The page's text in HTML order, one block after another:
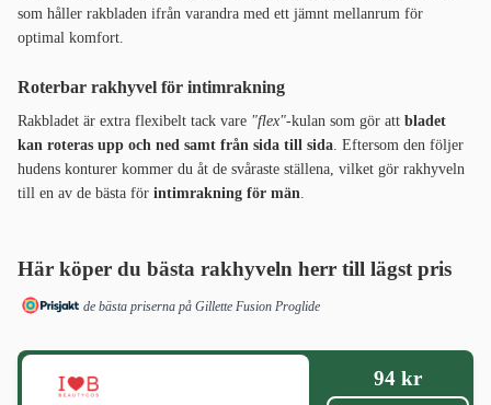
som håller rakbladen ifrån varandra med ett jämnt mellanrum för
optimal komfort.
Roterbar rakhyvel för intimrakning
Rakbladet är extra flexibelt tack vare "flex"-kulan som gör att bladet
kan roteras upp och ned samt från sida till sida. Eftersom den följer
hudens konturer kommer du åt de svåraste ställena, vilket gör rakhyveln
till en av de bästa för intimrakning för män.
Här köper du bästa rakhyveln herr till lägst pris
de bästa priserna på Gillette Fusion Proglide
94 kr